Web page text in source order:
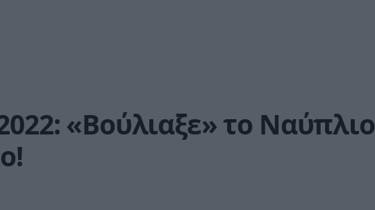
«Βούλιαξε» το Ναύπλιο